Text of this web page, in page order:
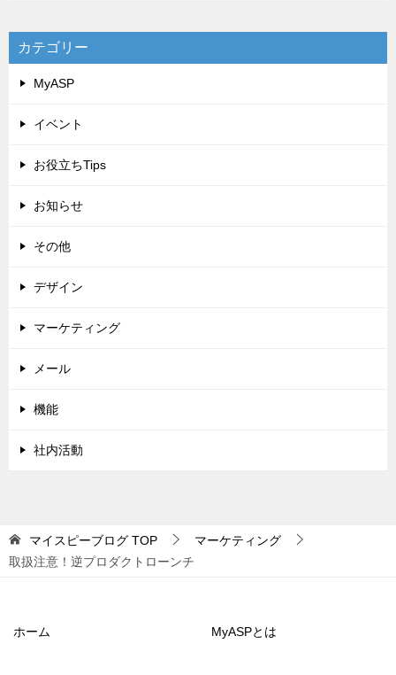
カテゴリー
MyASP
イベント
お役立ちTips
お知らせ
その他
デザイン
マーケティング
メール
機能
社内活動
マイスピーブログ TOP
マーケティング
取扱注意！逆プロダクトローンチ
ホーム MyASPとは